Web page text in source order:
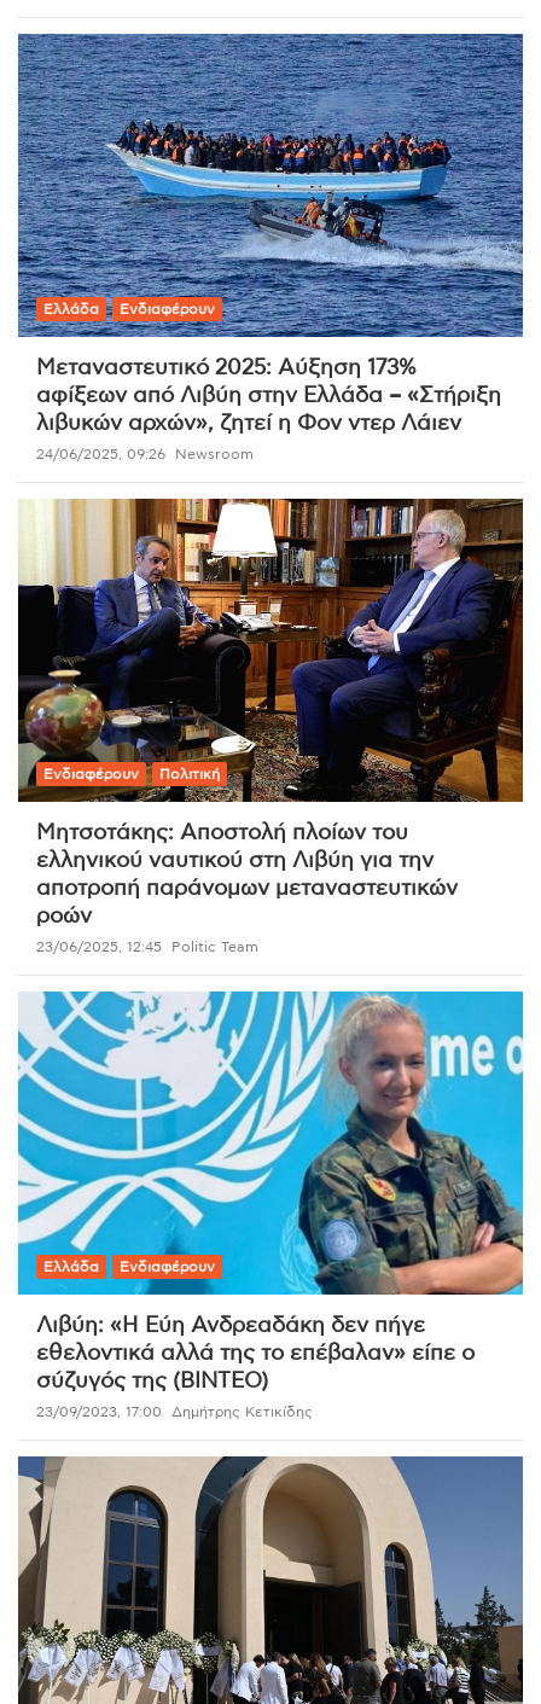
Ελλάδα Ενδιαφέρουν
Μεταναστευτικό 2025: Αύξηση 173%
αφίξεων από Λιβύη στην Ελλάδα – «Στήριξη
λιβυκών αρχών», ζητεί η Φον ντερ Λάιεν
24/06/2025, 09:26 Newsroom
Ενδιαφέρουν Πολιτική
Μητσοτάκης: Αποστολή πλοίων του
ελληνικού ναυτικού στη Λιβύη για την
αποτροπή παράνομων μεταναστευτικών
ροών
23/06/2025, 12:45 Politic Team
Ελλάδα Ενδιαφέρουν
Λιβύη: «Η Εύη Ανδρεαδάκη δεν πήγε
εθελοντικά αλλά της το επέβαλαν» είπε ο
σύζυγός της (ΒΙΝΤΕΟ)
23/09/2023, 17:00 Δημήτρης Κετικίδης